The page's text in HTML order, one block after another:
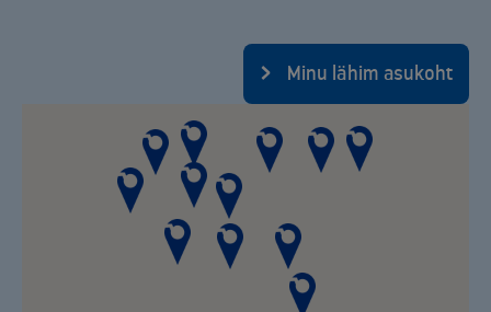
Minu lähim asukoht